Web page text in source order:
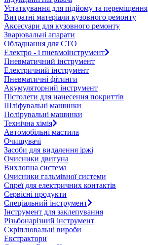
Устаткування для підйому та переміщення
Витратні матеріали кузовного ремонту
Аксесуари для кузовного ремонту
Зварювальні апарати
Обладнання для СТО
Електро - і пневмоінструмент
Пневматичний інструмент
Електричний інструмент
Пневматичні фітинги
Акумуляторний інструмент
Пістолети для нанесення покриттів
Шліфувальні машинки
Полірувальні машинки
Технічна хімія
Автомобільні мастила
Очищувачі
Засоби для видалення іржі
Очисники двигуна
Вихлопна система
Очисники гальмівної системи
Спреї для електричних контактів
Сервісні продукти
Спеціальний інструмент
Інструмент для заклепування
Різьбонарізний інструмент
Скріплювальні вироби
Екстрактори